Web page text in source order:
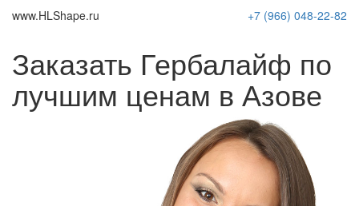
www.HLShape.ru +7 (966) 048-22-82
Заказать Гербалайф по
лучшим ценам в Азове